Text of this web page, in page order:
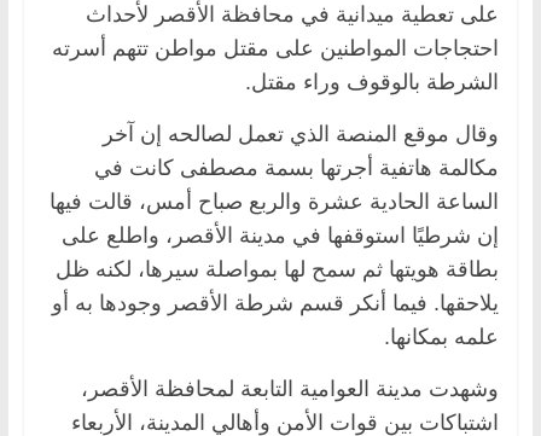
على تعطية ميدانية في محافظة الأقصر لأحداث
احتجاجات المواطنين على مقتل مواطن تتهم أسرته
الشرطة بالوقوف وراء مقتل.
وقال موقع المنصة الذي تعمل لصالحه إن آخر
مكالمة هاتفية أجرتها بسمة مصطفى كانت في
الساعة الحادية عشرة والربع صباح أمس، قالت فيها
إن شرطيًا استوقفها في مدينة الأقصر، واطلع على
بطاقة هويتها ثم سمح لها بمواصلة سيرها، لكنه ظل
يلاحقها. فيما أنكر قسم شرطة الأقصر وجودها به أو
علمه بمكانها.
وشهدت مدينة العوامية التابعة لمحافظة الأقصر،
اشتباكات بين قوات الأمن وأهالي المدينة، الأربعاء